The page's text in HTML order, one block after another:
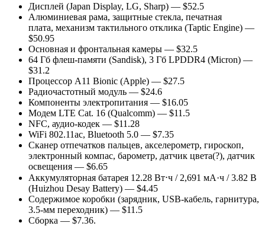
Дисплей (Japan Display, LG, Sharp) — $52.5
Алюминиевая рама, защитные стекла, печатная
плата, механизм тактильного отклика (Taptic Engine) —
$50.95
Основная и фронтальная камеры — $32.5
64 Гб флеш-памяти (Sandisk), 3 Гб LPDDR4 (Micron) —
$31.2
Процессор A11 Bionic (Apple) — $27.5
Радиочастотный модуль — $24.6
Компоненты электропитания — $16.05
Модем LTE Cat. 16 (Qualcomm) — $11.5
NFC, аудио-кодек — $11.28
WiFi 802.11ac, Bluetooth 5.0 — $7.35
Сканер отпечатков пальцев, акселерометр, гироскоп,
электронный компас, барометр, датчик цвета(?), датчик
освещения — $6.65
Аккумуляторная батарея 12.28 Вт⋅ч / 2,691 мА·ч / 3.82 В
(Huizhou Desay Battery) — $4.45
Содержимое коробки (зарядник, USB-кабель, гарнитура,
3.5-мм переходник) — $11.5
Сборка — $7.36.